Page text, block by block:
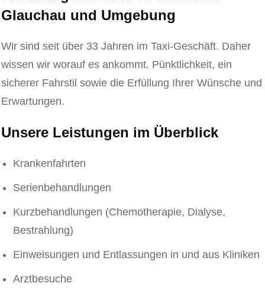
Glauchau und Umgebung
Wir sind seit über 33 Jahren im Taxi-Geschäft. Daher
wissen wir worauf es ankommt. Pünktlichkeit, ein
sicherer Fahrstil sowie die Erfüllung Ihrer Wünsche und
Erwartungen.
Unsere Leistungen im Überblick
Krankenfahrten
Serienbehandlungen
Kurzbehandlungen (Chemotherapie, Dialyse,
Bestrahlung)
Einweisungen und Entlassungen in und aus Kliniken
Arztbesuche